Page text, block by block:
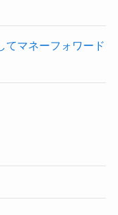
てマネーフォワード